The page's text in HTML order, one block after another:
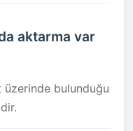
aktarma var
üzerinde bulunduğu